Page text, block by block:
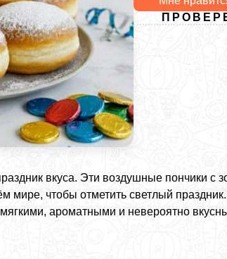
вкуса. Эти воздушные пончики с
мире, чтобы отметить светлый
ароматными и невероятно